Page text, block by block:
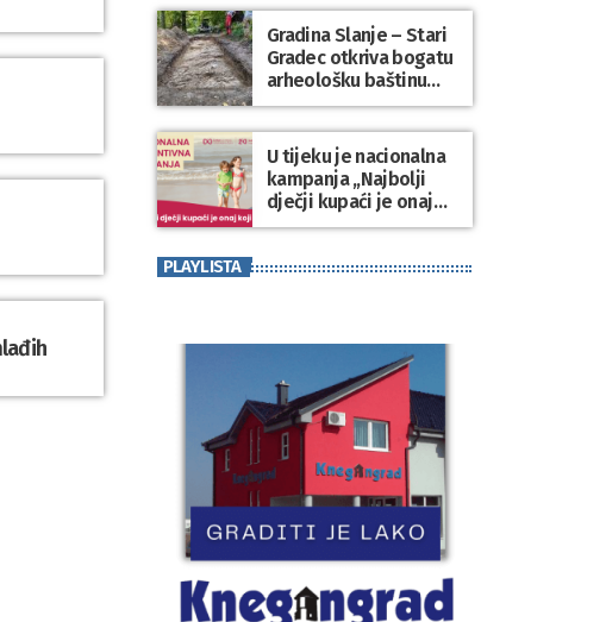
Gradina Slanje – Stari
Gradec otkriva bogatu
arheološku baštinu
Varaždinske županije
U tijeku je nacionalna
kampanja „Najbolji
dječji kupaći je onaj
koji se nosi“
PLAYLISTA